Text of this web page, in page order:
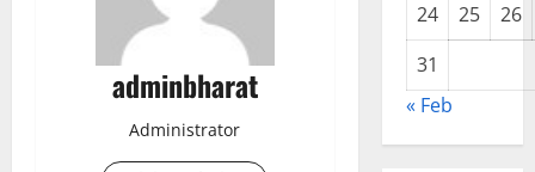
adminbharat
Administrator
24
25
26
31
« Feb